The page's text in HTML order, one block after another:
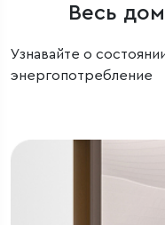
Весь
Узнавайте о
энергопотребление